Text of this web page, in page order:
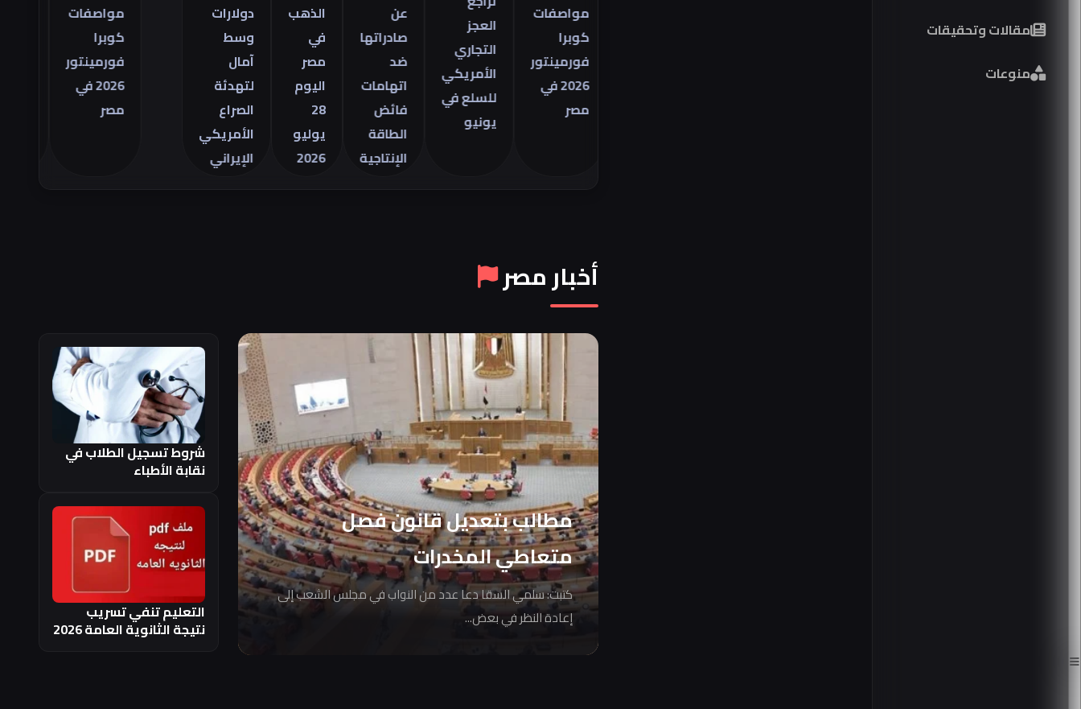
مقالات وتحقيقات
منوعات
مواصفات
فورمينتور
2026 في
التجاري
الأمريكي
للسلع في
صادراتها
اتهامات
فائض
الطاقة
الإنتاجية
الذهب
في
اليوم
2026
دولارات
لتهدئة
الأمريكي
الإيراني
مواصفات
فورمينتور
2026 في
الأمريكي
أخبار مصر
مطالب بتعديل قانون فصل
متعاطي المخدرات
كتبت: سلمي السقا دعا عدد من النواب في مجلس الشعب إلى
إعادة النظر في بعض...
شروط تسجيل الطلاب في
نقابة الأطباء
التعليم تنفي تسريب
نتيجة الثانوية العامة 2026